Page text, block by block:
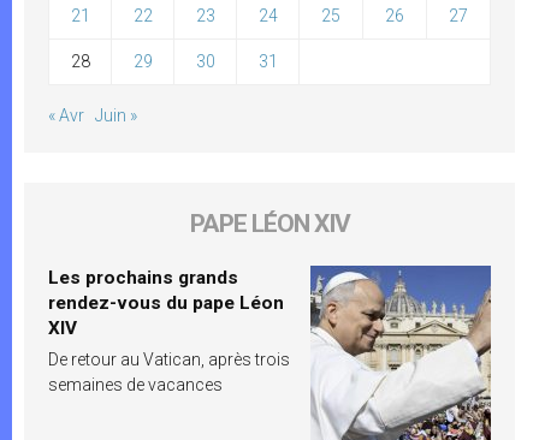
21 22 23 24 25 26 27
28 29 30 31
« Avr Juin »
PAPE LÉON XIV
Les prochains grands
rendez-vous du pape Léon
XIV
De retour au Vatican, après trois
semaines de vacances